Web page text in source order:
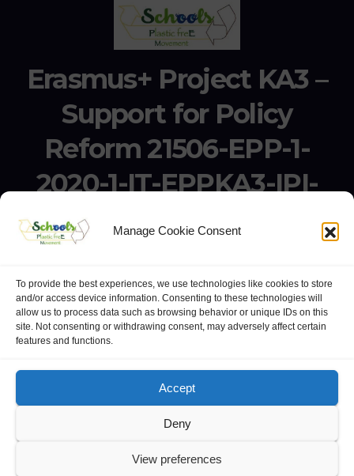
Manage Cookie Consent
To provide the best experiences, we use technologies like cookies to store
and/or access device information. Consenting to these technologies will
allow us to process data such as browsing behavior or unique IDs on this
site. Not consenting or withdrawing consent, may adversely affect certain
features and functions.
Accept
Deny
View preferences
Erasmus+ Project KA3 –
Support for Policy
Reform 21506-EPP-1-
2020-1-IT-EPPKA3-IPI-
SOC-IN
Erasmus+ Project KA3 – Support for Policy Reform 21506-
website:
Project’s countries movement communication Googlegroups